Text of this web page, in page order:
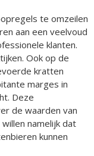
te omzeilen
aan een veelvoud
klanten.
Ook op de
kratten
marges in
Deze
de waarden van
namelijk dat
kunnen